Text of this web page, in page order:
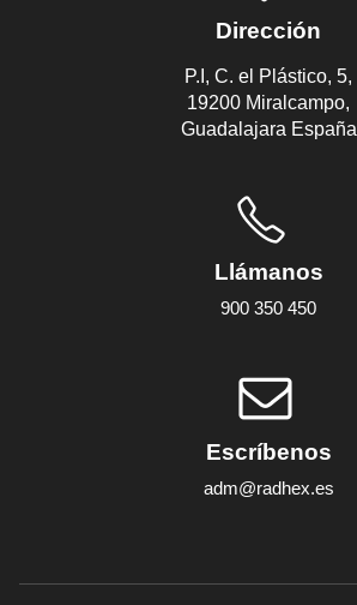
Dirección
P.I, C. el Plástico, 5,
19200 Miralcampo,
Guadalajara España
Llámanos
900 350 450
Escríbenos
adm@radhex.es